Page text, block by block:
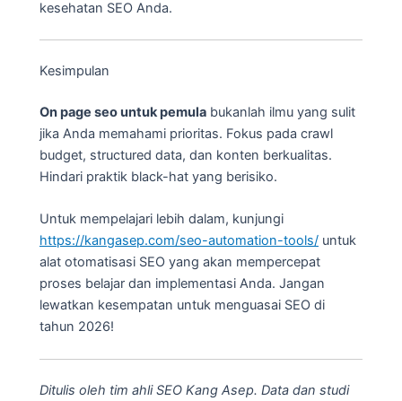
kesehatan SEO Anda.
Kesimpulan
On page seo untuk pemula bukanlah ilmu yang sulit
jika Anda memahami prioritas. Fokus pada crawl
budget, structured data, dan konten berkualitas.
Hindari praktik black-hat yang berisiko.
Untuk mempelajari lebih dalam, kunjungi
https://kangasep.com/seo-automation-tools/ untuk
alat otomatisasi SEO yang akan mempercepat
proses belajar dan implementasi Anda. Jangan
lewatkan kesempatan untuk menguasai SEO di
tahun 2026!
Ditulis oleh tim ahli SEO Kang Asep. Data dan studi